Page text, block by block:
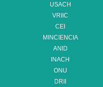
USACH
VRIIC
CEI
MINCIENCIA
ANID
INACH
ONU
DRII